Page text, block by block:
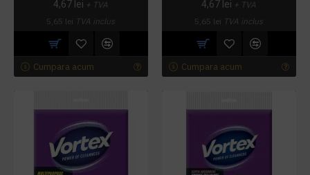
4,67 lei + TVA
5,65 lei TVA inclus
Cumpara acum
4,67 lei + TVA
5,65 lei TVA inclus
Cumpara acum